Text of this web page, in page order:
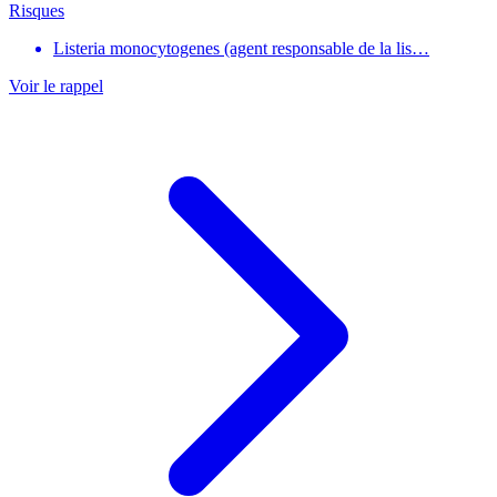
Risques
Listeria monocytogenes (agent responsable de la lis…
Voir le rappel